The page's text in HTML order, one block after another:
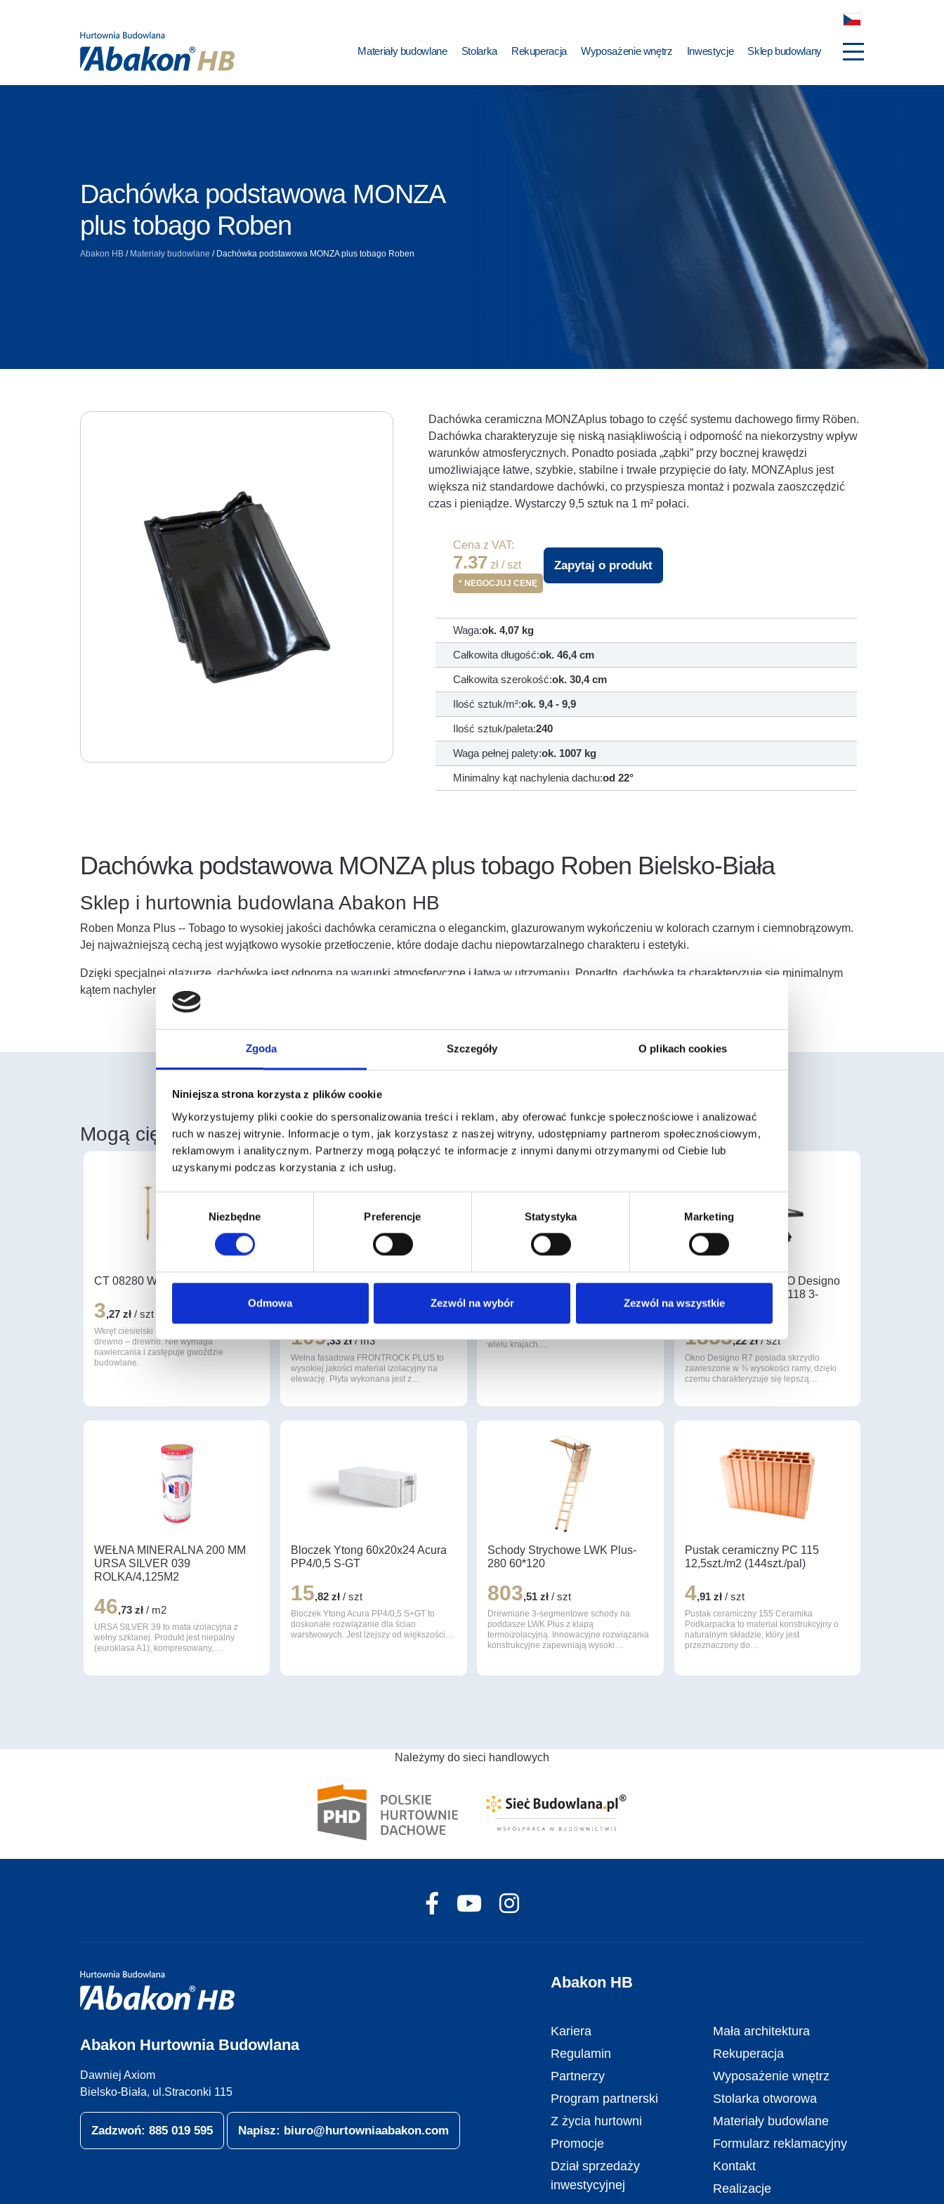
Zgoda Szczegóły O plikach cookies
Niniejsza strona korzysta z plików cookie
Wykorzystujemy pliki cookie do spersonalizowania treści i reklam, aby oferować funkcje społecznościowe i analizować
ruch w naszej witrynie. Informacje o tym, jak korzystasz z naszej witryny, udostępniamy partnerom społecznościowym,
reklamowym i analitycznym. Partnerzy mogą połączyć te informacje z innymi danymi otrzymanymi od Ciebie lub
uzyskanymi podczas korzystania z ich usług.
Niezbędne Preferencje Statystyka Marketing
Odmowa Zezwól na wybór Zezwól na wszystkie
Materiały budowlane Stolarka Rekuperacja Wyposażenie wnętrz Inwestycje Sklep budowlany
Dachówka podstawowa MONZA
plus tobago Roben
Abakon HB / Materiały budowlane / Dachówka podstawowa MONZA plus tobago Roben
Dachówka ceramiczna MONZAplus tobago to część systemu dachowego firmy Röben.
Dachówka charakteryzuje się niską nasiąkliwością i odporność na niekorzystny wpływ
warunków atmosferycznych. Ponadto posiada „ząbki” przy bocznej krawędzi
umożliwiające łatwe, szybkie, stabilne i trwałe przypięcie do łaty. MONZAplus jest
większa niż standardowe dachówki, co przyspiesza montaż i pozwala zaoszczędzić
czas i pieniądze. Wystarczy 9,5 sztuk na 1 m² połaci.
Cena z VAT:
7.37 zł / szt
* NEGOCJUJ CENĘ
Zapytaj o produkt
Waga:ok. 4,07 kg
Całkowita długość:ok. 46,4 cm
Całkowita szerokość:ok. 30,4 cm
Ilość sztuk/m²:ok. 9,4 - 9,9
Ilość sztuk/paleta:240
Waga pełnej palety:ok. 1007 kg
Minimalny kąt nachylenia dachu:od 22°
Dachówka podstawowa MONZA plus tobago Roben Bielsko-Biała
Sklep i hurtownia budowlana Abakon HB
Roben Monza Plus -- Tobago to wysokiej jakości dachówka ceramiczna o eleganckim, glazurowanym wykończeniu w kolorach czarnym i ciemnobrązowym.
Jej najważniejszą cechą jest wyjątkowo wysokie przetłoczenie, które dodaje dachu niepowtarzalnego charakteru i estetyki.
Dzięki specjalnej glazurze, dachówka jest odporna na warunki atmosferyczne i łatwa w utrzymaniu. Ponadto, dachówka ta charakteryzuje się minimalnym
kątem nachylenia dachu wynoszącym 22°, co pozwala na szerokie zastosowanie w różnych projektach budowlanych.
Mogą cię również zainteresować
CT 08280 Wkręt ciesielski 8×280
3,27 zł / szt
Wkręt ciesielski stosowany do połączeń
drewno – drewno. Nie wymaga
nawiercania i zastępuje gwoździe
budowlane.
Wełna Fasadowa Rockwool
paczka 1,8m2
109,33 zł/ m3
Wełna fasadowa FRONTROCK PLUS to
wysokiej jakości materiał izolacyjny na
elewację. Płyta wykonana jest z…
Płyty SYNTHOS XPS PRIME S
produktem termoizolacyjnym, stanowiącym
wielu krajach.…
Okno dachowe ROTO Designo
R79 H Standard 74×118 3-
szybowe
1853,22 zł/ szt
Okno Designo R7 posiada skrzydło
zawieszone w ¾ wysokości ramy, dzięki
czemu charakteryzuje się lepszą…
WEŁNA MINERALNA 200 MM
URSA SILVER 039
ROLKA/4,125M2
46,73 zł / m2
URSA SILVER 39 to mata izolacyjna z
wełny szklanej. Produkt jest niepalny
(euroklasa A1), kompresowany,…
Bloczek Ytong 60x20x24 Acura
PP4/0,5 S-GT
15,82 zł / szt
Bloczek Ytong Acura PP4/0,5 S+GT to
doskonałe rozwiązanie dla ścian
warstwowych. Jest lżejszy od większości…
Schody Strychowe LWK Plus-
280 60*120
803,51 zł / szt
Drewniane 3-segmentowe schody na
poddasze LWK Plus z klapą
termoizolacyjną. Innowacyjne rozwiązania
konstrukcyjne zapewniają wysoki…
Pustak ceramiczny PC 115
12,5szt./m2 (144szt./pal)
4,91 zł/ szt
Pustak ceramiczny 155 Ceramika
Podkarpacka to materiał konstrukcyjny o
naturalnym składzie, który jest
przeznaczony do…
Należymy do sieci handlowych
Abakon Hurtownia Budowlana
Dawniej Axiom
Bielsko-Biała, ul.Straconki 115
Zadzwoń: 885 019 595 Napisz: biuro@hurtowniaabakon.com
Abakon HB
Kariera
Regulamin
Partnerzy
Program partnerski
Z życia hurtowni
Promocje
Dział sprzedaży
inwestycyjnej
Mała architektura
Rekuperacja
Wyposażenie wnętrz
Stolarka otworowa
Materiały budowlane
Formularz reklamacyjny
Kontakt
Realizacje